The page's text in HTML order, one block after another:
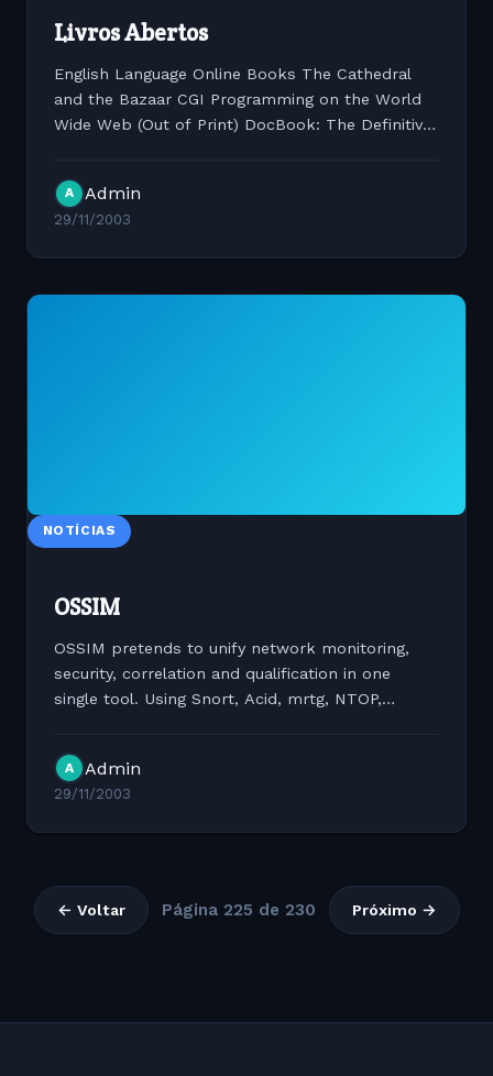
Livros Abertos
English Language Online Books The Cathedral
and the Bazaar CGI Programming on the World
Wide Web (Out of Print) DocBook: The Definitive
Drivers, 2nd Edition...
A Admin
29/11/2003
NOTÍCIAS
OSSIM
OSSIM pretends to unify network monitoring,
security, correlation and qualification in one
single tool. Using Snort, Acid, mrtg, NTOP,
or security aspect....
A Admin
29/11/2003
← Voltar Página 225 de 230 Próximo →